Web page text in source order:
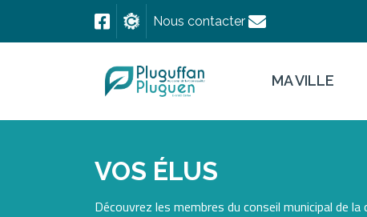
Nous contacter
MA VILLE
VOS ÉLUS
Découvrez les membres du conseil municipal de